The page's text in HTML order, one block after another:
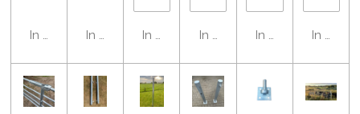
In winkelwagenIn winkelwagenIn winkelwagenIn winkelwagenIn winkelwagen
In